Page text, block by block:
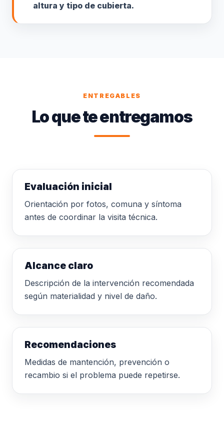
altura y tipo de cubierta.
ENTREGABLES
Lo que te entregamos
Evaluación inicial
Orientación por fotos, comuna y síntoma
antes de coordinar la visita técnica.
Alcance claro
Descripción de la intervención recomendada
según materialidad y nivel de daño.
Recomendaciones
Medidas de mantención, prevención o
recambio si el problema puede repetirse.